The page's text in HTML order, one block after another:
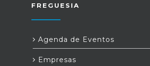
FREGUESIA
Agenda de Eventos
Empresas